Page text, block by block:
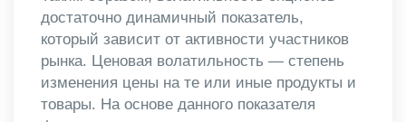
достаточно динамичный показатель,
который зависит от активности участников
рынка. Ценовая волатильность — степень
изменения цены на те или иные продукты и
товары. На основе данного показателя